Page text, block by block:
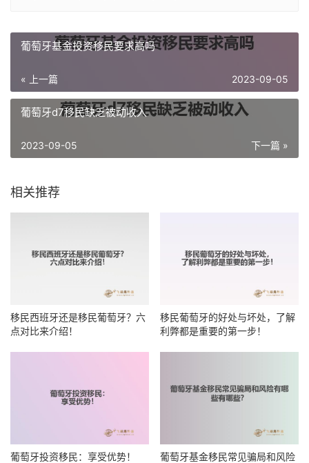
葡萄牙基金投资移民要求高吗
« 上一篇 2023-09-05
葡萄牙d7移民缺乏被动收入
下一篇 »
2023-09-05
相关推荐
移民西班牙还是移民葡萄牙？六
点对比来介绍！
移民葡萄牙的好处与坏处，了解
利弊都是重要的第一步！
葡萄牙投资移民：享受优势！
葡萄牙基金移民常见骗局和风险